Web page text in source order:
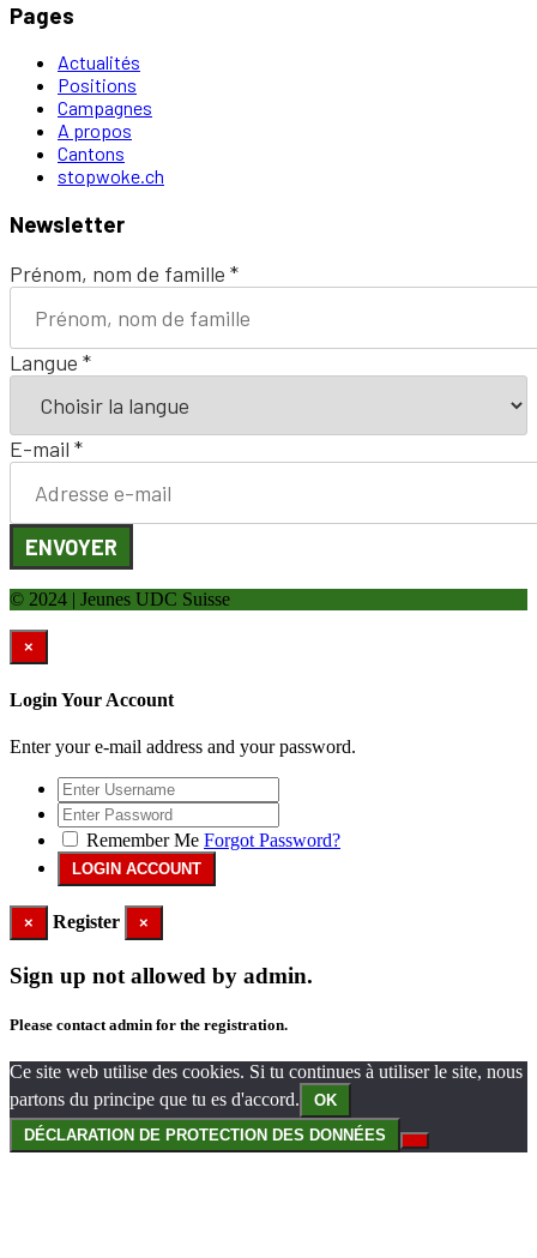
Pages
Actualités
Positions
Campagnes
A propos
Cantons
stopwoke.ch
Newsletter
Prénom, nom de famille *
Langue *
E-mail *
ENVOYER
© 2024 | Jeunes UDC Suisse
×
Login Your Account
Enter your e-mail address and your password.
Remember Me Forgot Password?
× Register ×
Sign up not allowed by admin.
Please contact admin for the registration.
Ce site web utilise des cookies. Si tu continues à utiliser le site, nous
partons du principe que tu es d'accord.
OK
DÉCLARATION DE PROTECTION DES DONNÉES